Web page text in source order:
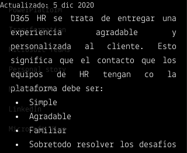
PowerPlatform
Transformation
Microsoft Teams
Personal story
Microsoft
LinkedIn
Microsoft Viva
Actualizado: 5 dic 2020
D365 HR se trata de entregar una
experiencia agradable y
personalizada al cliente. Esto
significa que el contacto que los
equipos de HR tengan co la
plataforma debe ser:
Simple
Agradable
Familiar
Sobretodo resolver los desafíos